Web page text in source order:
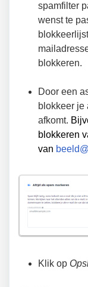
spamfilter
wenst te
blokkeren.
Door een
blokkeer je
afkomt.
blokkeren
van
Klik op